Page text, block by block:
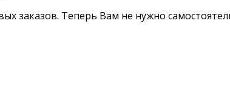
заказов. Теперь Вам не нужно